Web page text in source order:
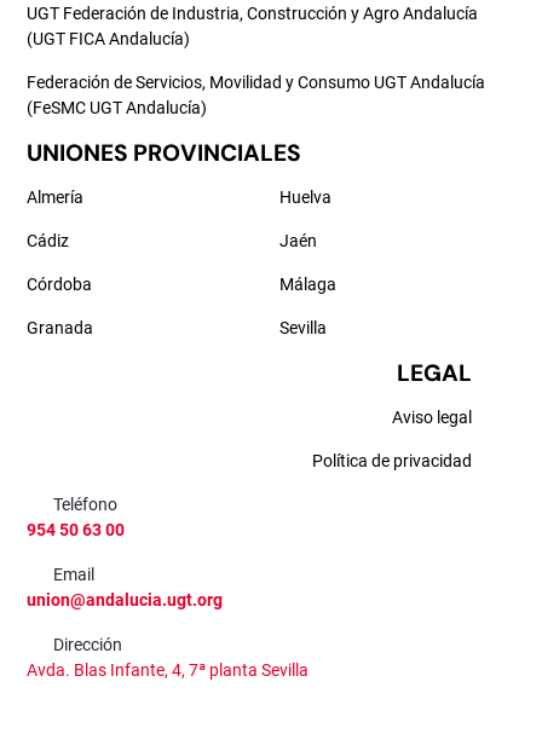
UGT Federación de Industria, Construcción y Agro Andalucía
(UGT FICA Andalucía)
Federación de Servicios, Movilidad y Consumo UGT Andalucía
(FeSMC UGT Andalucía)
UNIONES PROVINCIALES
Almería
Cádiz
Córdoba
Granada
Huelva
Jaén
Málaga
Sevilla
LEGAL
Aviso legal
Política de privacidad
Teléfono
954 50 63 00
Email
union@andalucia.ugt.org
Dirección
Avda. Blas Infante, 4, 7ª planta Sevilla